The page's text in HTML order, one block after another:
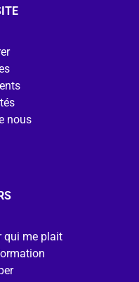
nous
qui me plait